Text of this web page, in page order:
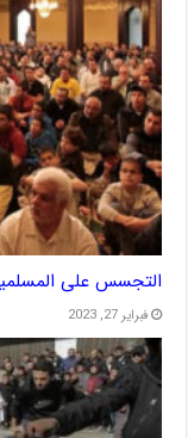
التجسس على
فبراير 27, 2023